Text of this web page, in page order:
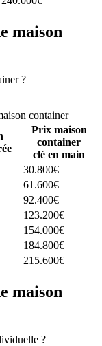
maison
?
container
Prix maison
container
clé en main
30.800€
61.600€
92.400€
123.200€
154.000€
184.800€
215.600€
maison
?